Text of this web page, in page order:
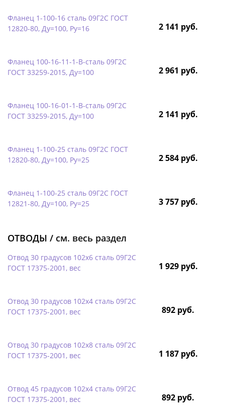
Фланец 1-100-16 сталь 09Г2С ГОСТ
12820-80, Ду=100, Ру=16
2 141 руб.
Фланец 100-16-11-1-B-сталь 09Г2С
ГОСТ 33259-2015, Ду=100
2 961 руб.
Фланец 100-16-01-1-B-сталь 09Г2С
ГОСТ 33259-2015, Ду=100
2 141 руб.
Фланец 1-100-25 сталь 09Г2С ГОСТ
12820-80, Ду=100, Ру=25
2 584 руб.
Фланец 1-100-25 сталь 09Г2С ГОСТ
12821-80, Ду=100, Ру=25
3 757 руб.
ОТВОДЫ / см. весь раздел
Отвод 30 градусов 102х6 сталь 09Г2С
ГОСТ 17375-2001, вес
1 929 руб.
Отвод 30 градусов 102х4 сталь 09Г2С
ГОСТ 17375-2001, вес
892 руб.
Отвод 30 градусов 102х8 сталь 09Г2С
ГОСТ 17375-2001, вес
1 187 руб.
Отвод 45 градусов 102х4 сталь 09Г2С
ГОСТ 17375-2001, вес
892 руб.